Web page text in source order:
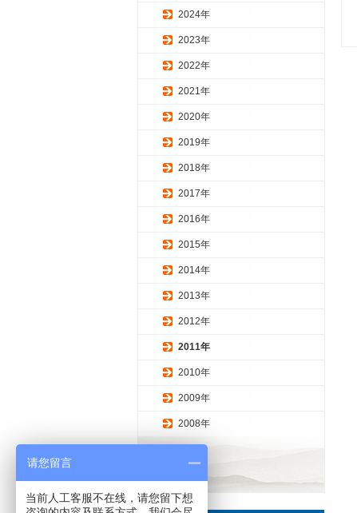
2024年
2023年
2022年
2021年
2020年
2019年
2018年
2017年
2016年
2015年
2014年
2013年
2012年
2011年
2010年
2009年
2008年
请您留言
当前人工客服不在线，请您留下想